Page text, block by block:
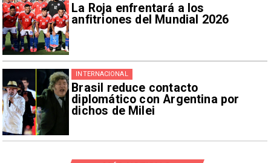
La Roja enfrentará a los
anfitriones del Mundial 2026
Brasil reduce contacto
diplomático con Argentina por
dichos de Milei
INTERNACIONAL